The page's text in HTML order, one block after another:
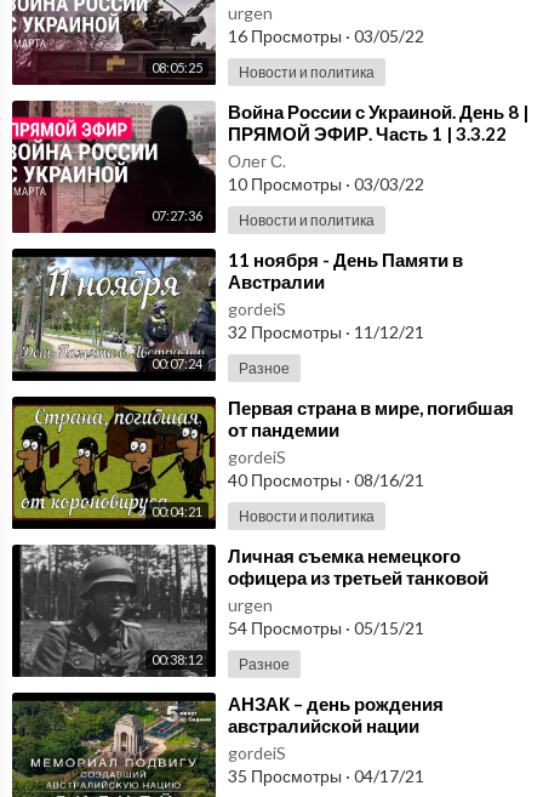
08:05:25
urgen
16 Просмотры · 03/05/22
Новости и политика
07:27:36
⁣Война России с Украиной. День 8 |
ПРЯМОЙ ЭФИР. Часть 1 | 3.3.22
Олег С.
10 Просмотры · 03/03/22
Новости и политика
00:07:24
⁣11 ноября - День Памяти в
Австралии
gordeiS
32 Просмотры · 11/12/21
Разное
00:04:21
⁣Первая страна в мире, погибшая
от пандемии
gordeiS
40 Просмотры · 08/16/21
Новости и политика
00:38:12
⁣Личная съемка немецкого
офицера из третьей танковой
группы армии Центр, самое
начало, лето 1941 года
urgen
54 Просмотры · 05/15/21
Разное
⁣АНЗАК – день рождения
австралийской нации
gordeiS
35 Просмотры · 04/17/21